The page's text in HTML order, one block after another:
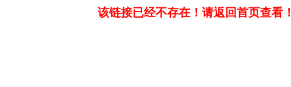
该链接已经不存在！请返回首页查看！